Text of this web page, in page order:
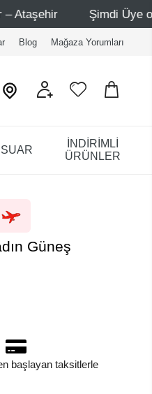
Üye ol ! 5000 TL üzeri ilk
Blog Mağaza Yorumları
İNDİRİMLİ
ÜRÜNLER
Güneş
başlayan taksitlerle